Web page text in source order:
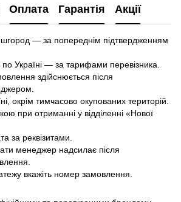
Оплата Гарантія Акції
— за попереднім підтвердженням
Україні — за тарифами перевізника.
здійснюється після
окрім тимчасово окупованих територій.
при отриманні у відділенні «Нової
за реквізитами.
менеджер надсилає після
вкажіть номер замовлення.